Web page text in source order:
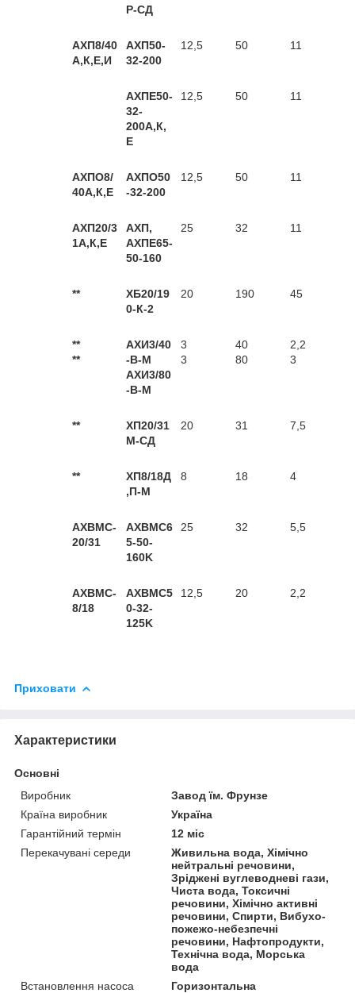
Р-СД
АХП8/40
А,К,Е,И
АХП50-
32-200
12,5 50 11
АХПЕ50-
32-
200А,К,
Е
12,5 50 11
АХПО8/
40А,К,Е
АХПО50
-32-200
12,5 50 11
АХП20/3
1А,К,Е
АХП,
АХПЕ65-
50-160
25 32 11
**
ХБ20/19
0-К-2
20 190 45
**
**
АХИ3/40
-В-М
АХИ3/80
-В-М
3
3
40
80
2,2
3
**
ХП20/31
М-СД
20 31 7,5
**
ХП8/18Д
,П-М
8 18 4
AXBMC-
20/31
AXBMC6
5-50-
160K
25 32 5,5
AXBMC-
8/18
AXBMC5
0-32-
125K
12,5 20 2,2
Приховати
Характеристики
Основні
Виробник
Завод їм. Фрунзе
Країна виробник
Україна
Гарантійний термін
12 міс
Перекачувані середи
Живильна вода, Хімічно
нейтральні речовини,
Зріджені вуглеводневі гази,
Чиста вода, Токсичні
речовини, Хімічно активні
речовини, Спирти, Вибухо-
пожежо-небезпечні
речовини, Нафтопродукти,
Технічна вода, Морська
вода
Встановлення насоса
Горизонтальна